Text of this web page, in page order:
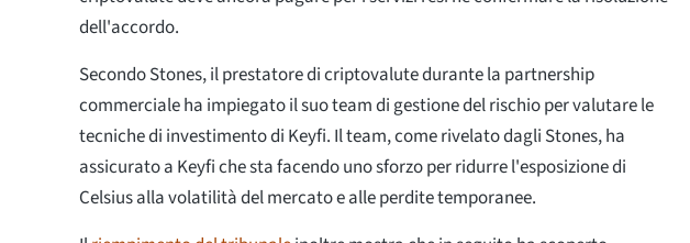
dell'accordo.
Secondo Stones, il prestatore di criptovalute durante la partnership
commerciale ha impiegato il suo team di gestione del rischio per valutare le
tecniche di investimento di Keyfi. Il team, come rivelato dagli Stones, ha
assicurato a Keyfi che sta facendo uno sforzo per ridurre l'esposizione di
Celsius alla volatilità del mercato e alle perdite temporanee.